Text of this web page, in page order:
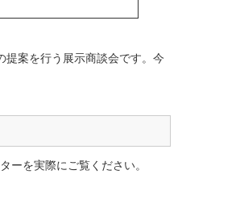
提案を行う展示商談会です。今
ーを実際にご覧ください。